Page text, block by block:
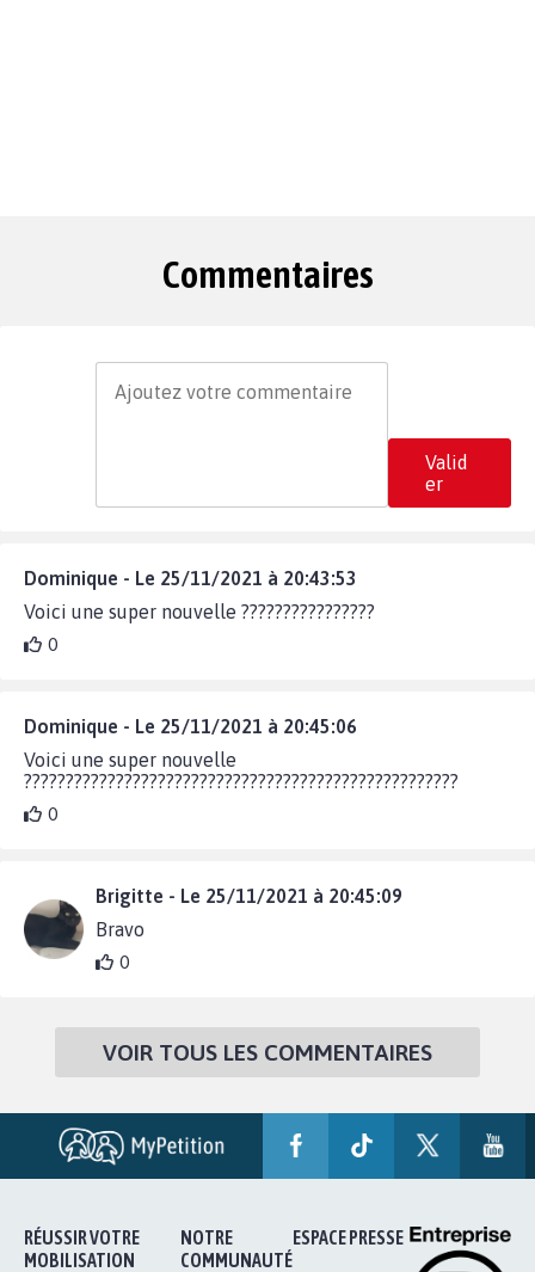
Commentaires
Valid
er
Dominique - Le 25/11/2021 à 20:43:53
Voici une super nouvelle ????????????????
0
Dominique - Le 25/11/2021 à 20:45:06
Voici une super nouvelle
????????????????????????????????????????????????????
0
Brigitte - Le 25/11/2021 à 20:45:09
Bravo
0
VOIR TOUS LES COMMENTAIRES
RÉUSSIR VOTRE
MOBILISATION
NOTRE
COMMUNAUTÉ
ESPACE PRESSE